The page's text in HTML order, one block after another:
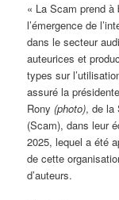
« La Scam prend à
l’émergence de
dans le secteur
auteurices et
types sur
assuré la
Rony(photo), de la
(Scam), dans leur
2025, lequel a été
de cette
d’auteurs.